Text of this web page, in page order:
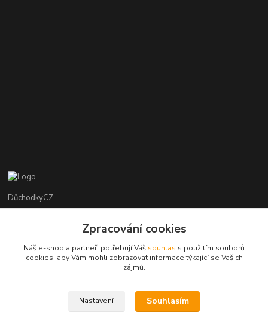
DůchodkyCZ
+420 412384749
objednavky@duchodky.cz
Zpracování cookies
Náš e-shop a partneři potřebují Váš souhlas s použitím souborů
cookies, aby Vám mohli zobrazovat informace týkající se Vašich
zájmů.
Nastavení Souhlasím